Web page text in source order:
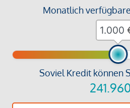
Monatlich
Soviel Kredit können